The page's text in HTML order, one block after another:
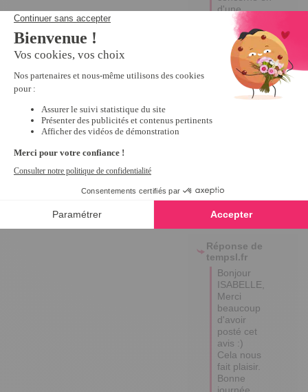
d'une
amélioration
continue.
Excellente
journée.
Céline.
02/06/2023
(0)Signaler
Réponse de
tempsl.fr
Bonjour
ISABELLE,
Merci
beaucoup
d'avoir
posté cet
avis :)
Cela nous
fait plaisir.
Bonne